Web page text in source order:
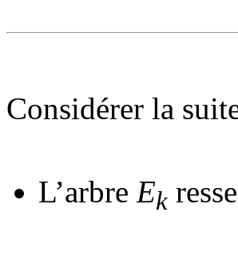
Considérer la
L’arbre Ek